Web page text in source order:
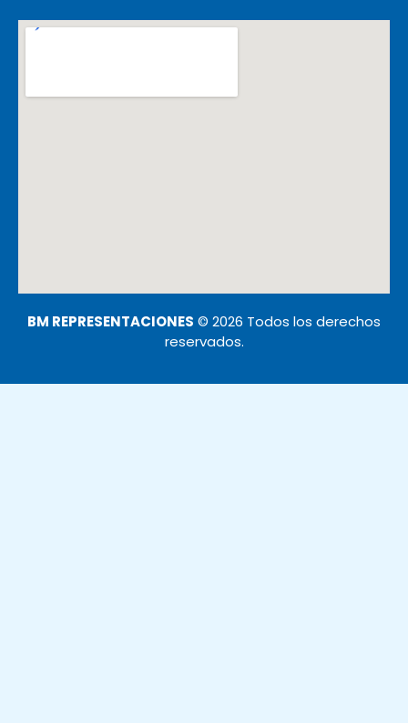
BM REPRESENTACIONES © 2026 Todos los derechos
reservados.